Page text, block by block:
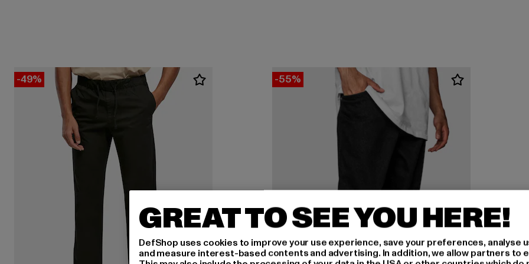
-49% -55%
GREAT TO SEE YOU HERE!
DefShop uses cookies to improve your use experience, save your preferences, analyse
and measure interest-based contents and advertising. In addition, we allow partners to